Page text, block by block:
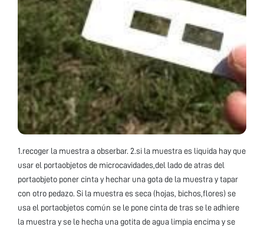
1.recoger la muestra a obserbar. 2.si la muestra es liquida hay que
usar el portaobjetos de microcavidades,del lado de atras del
portaobjeto poner cinta y hechar una gota de la muestra y tapar
con otro pedazo. Si la muestra es seca (hojas, bichos,flores) se
usa el portaobjetos común se le pone cinta de tras se le adhiere
la muestra y se le hecha una gotita de agua limpia encima y se